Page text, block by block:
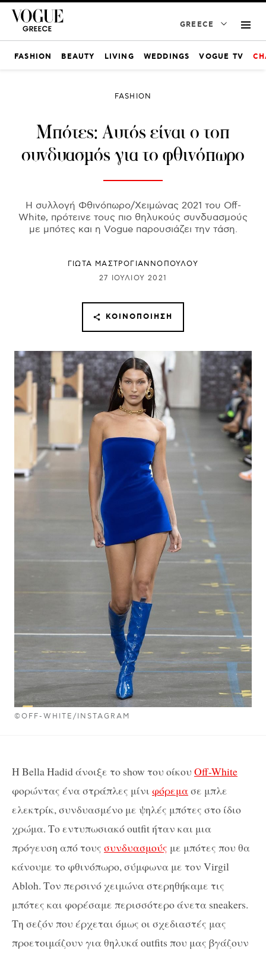
GREECE
FASHION BEAUTY LIVING WEDDINGS VOGUE TV
©OFF-WHITE/INSTAGRAM
FASHION
Μπότες: Αυτός είναι ο τοπ
συνδυασμός για το φθινόπωρο
Η συλλογή Φθινόπωρο/Χειμώνας 2021 του Off-
White, πρότεινε τους πιο θηλυκούς συνδυασμούς
με μπότες και η Vogue παρουσιάζει την τάση.
ΓΙΩΤΑ ΜΑΣΤΡΟΓΙΑΝΝΟΠΟΥΛΟΥ
27 ΙΟΥΛΊΟΥ 2021
ΚΟΙΝΟΠΟΊΗΣΗ
Η Bella Hadid άνοιξε το show του οίκου Off-White
φορώντας ένα στράπλες μίνι φόρεμασε μπλε
ελεκτρίκ, συνδυασμένο με ψηλές μπότες στο ίδιο
χρώμα. Το εντυπωσιακό outfit ήταν και μια
πρόγευση από τους συνδυασμούς με μπότες που θα
κάνουμε το φθινόπωρο, σύμφωνα με τον Virgil
Abloh. Τον περσινό χειμώνα στερηθήκαμε τις
μπότες και φορέσαμε περισσότερο άνετα sneakers.
Τη σεζόν που έρχεται όμως οι σχεδιαστές μας
προετοιμάζουν για θηλυκά outfits που μας βγάζουν